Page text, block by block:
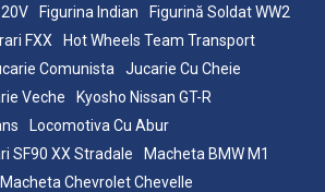
Figurina Indian
Figurină Soldat WW2
FXX
Hot Wheels Team Transport
Comunista
Jucarie Cu Cheie
Veche
Kyosho Nissan GT-R
Locomotiva Cu Abur
SF90 XX Stradale
Macheta BMW M1
Macheta Chevrolet Chevelle